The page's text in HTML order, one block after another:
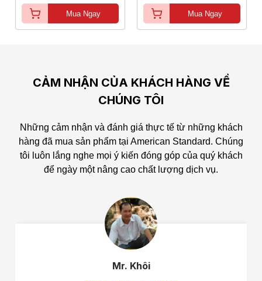
Mua Ngay Mua Ngay
CẢM NHẬN CỦA KHÁCH HÀNG VỀ
CHÚNG TÔI
Những cảm nhận và đánh giá thực tế từ những khách
hàng đã mua sản phẩm tại American Standard. Chúng
tôi luôn lắng nghe mọi ý kiến đóng góp của quý khách
để ngày một nâng cao chất lượng dịch vụ.
Mr. Khôi